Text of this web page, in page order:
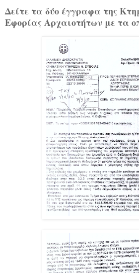
Δείτε τα δύο έγγραφα της
Εφορίας Αρχαιοτήτων με τα